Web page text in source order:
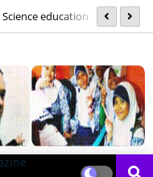
education